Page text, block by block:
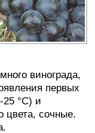
винограда,
первых
°C) и
цвета, сочные.